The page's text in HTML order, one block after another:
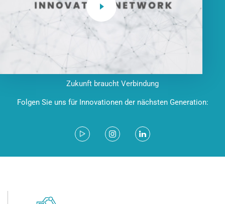
Zukunft braucht Verbindung
Folgen Sie uns für Innovationen der nächsten Generation: